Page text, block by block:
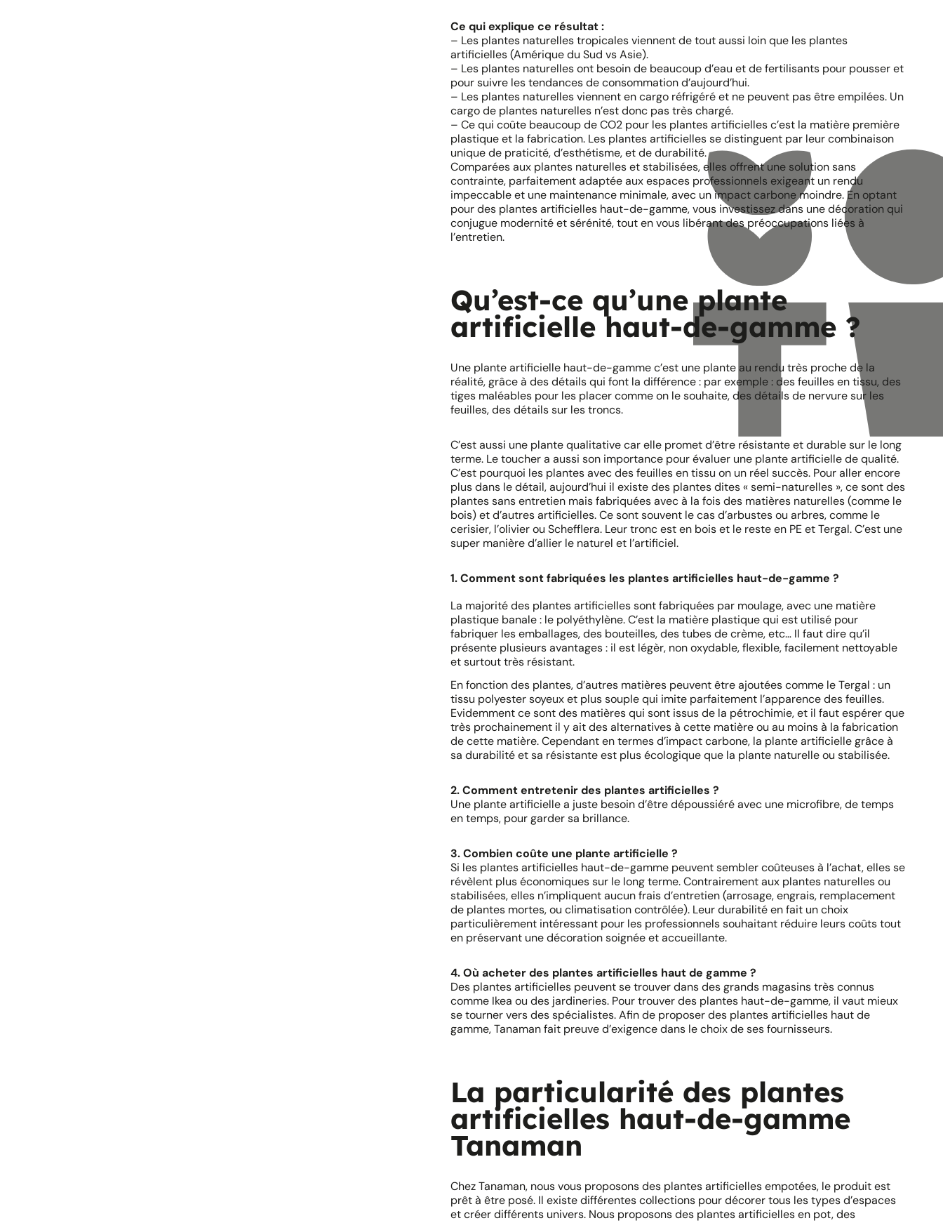
Ce qui explique ce résultat :
– Les plantes naturelles tropicales viennent de tout aussi loin que les plantes
artificielles (Amérique du Sud vs Asie).
– Les plantes naturelles ont besoin de beaucoup d’eau et de fertilisants pour pousser et
pour suivre les tendances de consommation d’aujourd’hui.
– Les plantes naturelles viennent en cargo réfrigéré et ne peuvent pas être empilées. Un
cargo de plantes naturelles n’est donc pas très chargé.
– Ce qui coûte beaucoup de CO2 pour les plantes artificielles c’est la matière première
plastique et la fabrication. Les plantes artificielles se distinguent par leur combinaison
unique de praticité, d’esthétisme, et de durabilité.
Comparées aux plantes naturelles et stabilisées, elles offrent une solution sans
contrainte, parfaitement adaptée aux espaces professionnels exigeant un rendu
impeccable et une maintenance minimale, avec un impact carbone moindre. En optant
pour des plantes artificielles haut-de-gamme, vous investissez dans une décoration qui
conjugue modernité et sérénité, tout en vous libérant des préoccupations liées à
l’entretien.
Qu’est-ce qu’une plante
artificielle haut-de-gamme ?
Une plante artificielle haut-de-gamme c’est une plante au rendu très proche de la
réalité, grâce à des détails qui font la différence : par exemple : des feuilles en tissu, des
tiges maléables pour les placer comme on le souhaite, des détails de nervure sur les
feuilles, des détails sur les troncs.
C’est aussi une plante qualitative car elle promet d’être résistante et durable sur le long
terme. Le toucher a aussi son importance pour évaluer une plante artificielle de qualité.
C’est pourquoi les plantes avec des feuilles en tissu on un réel succès. Pour aller encore
plus dans le détail, aujourd’hui il existe des plantes dites « semi-naturelles », ce sont des
plantes sans entretien mais fabriquées avec à la fois des matières naturelles (comme le
bois) et d’autres artificielles. Ce sont souvent le cas d’arbustes ou arbres, comme le
cerisier, l’olivier ou Schefflera. Leur tronc est en bois et le reste en PE et Tergal. C’est une
super manière d’allier le naturel et l’artificiel.
1. Comment sont fabriquées les plantes artificielles haut-de-gamme ?
La majorité des plantes artificielles sont fabriquées par moulage, avec une matière
plastique banale : le polyéthylène. C’est la matière plastique qui est utilisé pour
fabriquer les emballages, des bouteilles, des tubes de crème, etc… Il faut dire qu’il
présente plusieurs avantages : il est légèr, non oxydable, flexible, facilement nettoyable
et surtout très résistant.
En fonction des plantes, d’autres matières peuvent être ajoutées comme le Tergal : un
tissu polyester soyeux et plus souple qui imite parfaitement l’apparence des feuilles.
Evidemment ce sont des matières qui sont issus de la pétrochimie, et il faut espérer que
très prochainement il y ait des alternatives à cette matière ou au moins à la fabrication
de cette matière. Cependant en termes d’impact carbone, la plante artificielle grâce à
sa durabilité et sa résistante est plus écologique que la plante naturelle ou stabilisée.
2. Comment entretenir des plantes artificielles ?
Une plante artificielle a juste besoin d’être dépoussiéré avec une microfibre, de temps
en temps, pour garder sa brillance.
3. Combien coûte une plante artificielle ?
Si les plantes artificielles haut-de-gamme peuvent sembler coûteuses à l’achat, elles se
révèlent plus économiques sur le long terme. Contrairement aux plantes naturelles ou
stabilisées, elles n’impliquent aucun frais d’entretien (arrosage, engrais, remplacement
de plantes mortes, ou climatisation contrôlée). Leur durabilité en fait un choix
particulièrement intéressant pour les professionnels souhaitant réduire leurs coûts tout
en préservant une décoration soignée et accueillante.
4. Où acheter des plantes artificielles haut de gamme ?
Des plantes artificielles peuvent se trouver dans des grands magasins très connus
comme Ikea ou des jardineries. Pour trouver des plantes haut-de-gamme, il vaut mieux
se tourner vers des spécialistes. Afin de proposer des plantes artificielles haut de
gamme, Tanaman fait preuve d’exigence dans le choix de ses fournisseurs.
La particularité des plantes
artificielles haut-de-gamme
Tanaman
Chez Tanaman, nous vous proposons des plantes artificielles empotées, le produit est
prêt à être posé. Il existe différentes collections pour décorer tous les types d’espaces
et créer différents univers. Nous proposons des plantes artificielles en pot, des